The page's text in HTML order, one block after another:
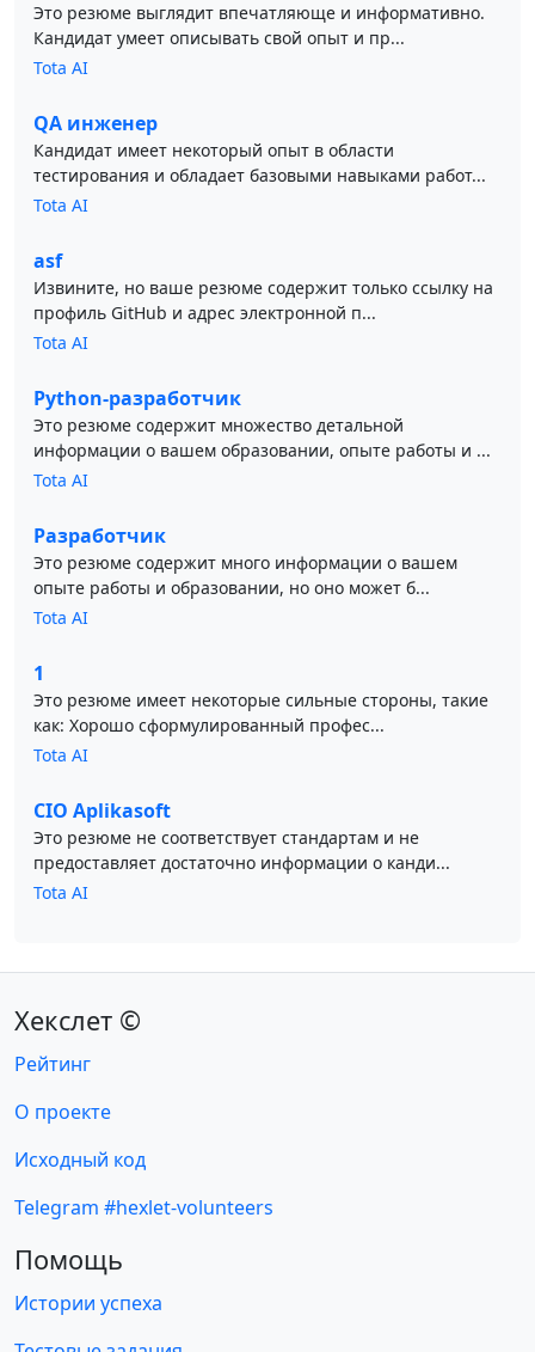
Это резюме выглядит впечатляюще и информативно.
Кандидат умеет описывать свой опыт и пр...
Tota AI
QA инженер
Кандидат имеет некоторый опыт в области
тестирования и обладает базовыми навыками работ...
Tota AI
asf
Извините, но ваше резюме содержит только ссылку на
профиль GitHub и адрес электронной п...
Tota AI
Python-разработчик
Это резюме содержит множество детальной
информации о вашем образовании, опыте работы и ...
Tota AI
Разработчик
Это резюме содержит много информации о вашем
опыте работы и образовании, но оно может б...
Tota AI
1
Это резюме имеет некоторые сильные стороны, такие
как: Хорошо сформулированный профес...
Tota AI
CIO Aplikasoft
Это резюме не соответствует стандартам и не
предоставляет достаточно информации о канди...
Tota AI
Хекслет ©
Рейтинг
О проекте
Исходный код
Telegram #hexlet-volunteers
Помощь
Истории успеха